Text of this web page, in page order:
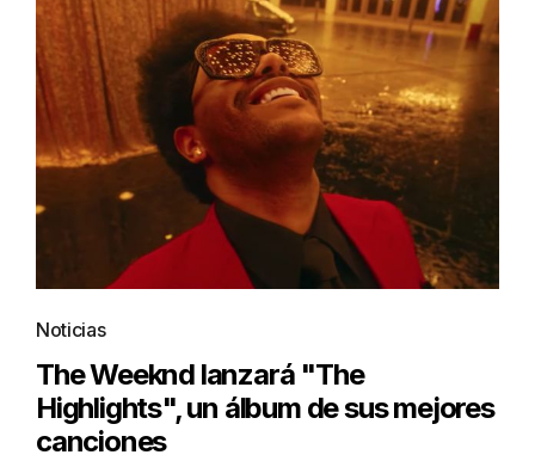
Noticias
The Weeknd lanzará "The
Highlights", un álbum de sus mejores
canciones